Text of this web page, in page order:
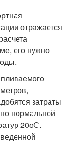
отражается
его нужно
затраты
нормальной
20оС.